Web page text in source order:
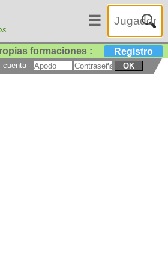
☰
formaciones : Registro
cuenta OK